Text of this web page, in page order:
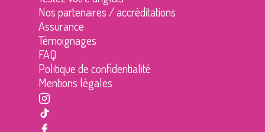
Nos partenaires / accréditations
Assurance
Témoignages
FAQ
Politique de confidentialité
Mentions légales